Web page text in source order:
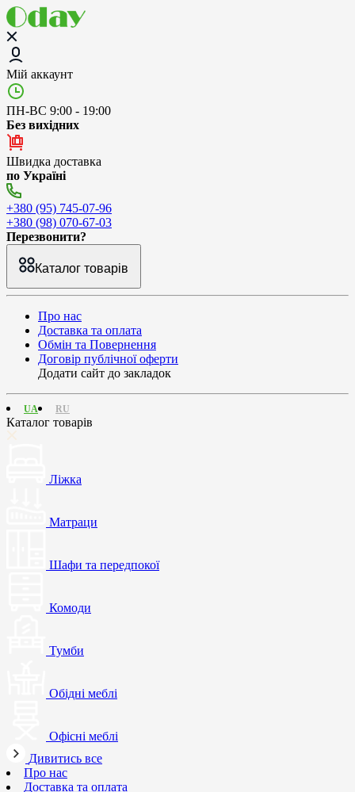
Мій аккаунт
ПН-ВС 9:00 - 19:00
Без вихідних
Швидка доставка
по Україні
+380 (95) 745-07-96
+380 (98) 070-67-03
Перезвонити?
Каталог товарів
Про нас
Доставка та оплата
Обмін та Повернення
Договір публічної оферти
Додати сайт до закладок
RU
UA
Каталог товарів
Ліжка
Матраци
Шафи та передпокої
Комоди
Тумби
Обідні меблі
Офісні меблі
Дивитись все
Про нас
Доставка та оплата